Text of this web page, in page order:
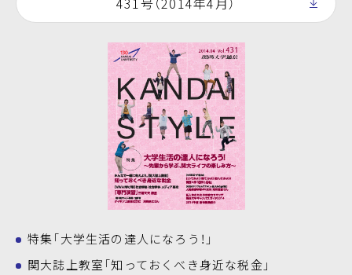
特集「大学生活の達人になろう！」
関大誌上教室「知っておくべき身近な税金」